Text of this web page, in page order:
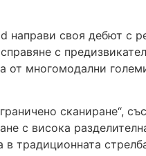
направи своя дебют с
с
от многомодални
сканиране“,
с висока
традиционната